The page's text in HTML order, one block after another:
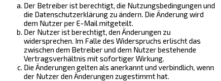
Der Betreiber ist berechtigt, die Nutzungsbedingungen und
die Datenschutzerklärung zu ändern. Die Änderung wird
dem Nutzer per E-Mail mitgeteilt.
Der Nutzer ist berechtigt, den Änderungen zu
widersprechen. Im Falle des Widerspruchs erlischt das
zwischen dem Betreiber und dem Nutzer bestehende
Vertragsverhältnis mit sofortiger Wirkung.
Die Änderungen gelten als anerkannt und verbindlich, wenn
der Nutzer den Änderungen zugestimmt hat.